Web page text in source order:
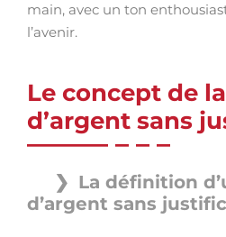
main, avec un ton
l’avenir.
Le concept de
d’argent sans
La définition
d’argent sans